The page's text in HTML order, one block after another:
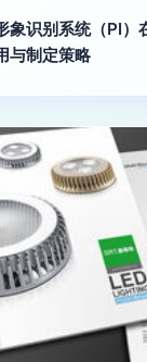
象识别系统（PI）
与制定策略